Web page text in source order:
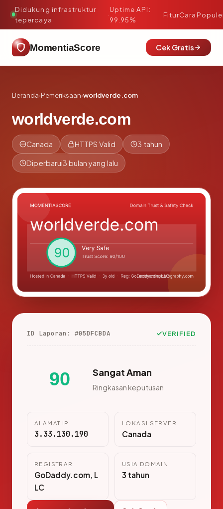
Didukung infrastruktur
tepercaya
·
Uptime API:
99.95%
FiturCara
MomentiaScore Cek Gratis
Beranda›Pemeriksaan›worldverde.com
worldverde.com
Canada HTTPS Valid 3 tahun
Diperbarui3 bulan yang lalu
ID Laporan: #05DFCBDA VERIFIED
90 Sangat Aman
Ringkasan keputusan
ALAMAT IP
3.33.130.190
LOKASI SERVER
Canada
REGISTRAR
GoDaddy.com, L
LC
USIA DOMAIN
3 tahun